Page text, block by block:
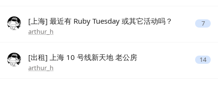
[上海] 最近有 Ruby Tuesday 或其它活动吗？
arthur_h
7
[出租] 上海 10 号线新天地 老公房
arthur_h
14